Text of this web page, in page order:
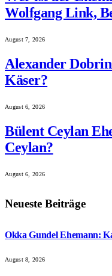
Wolfgang Link,
August 7, 2026
Alexander
Käser?
August 6, 2026
Bülent Ceylan
Ceylan?
August 6, 2026
Neueste Beiträge
Okka Gundel Ehemann:
August 8, 2026